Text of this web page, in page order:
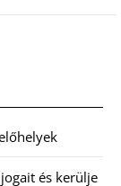
és kerülje